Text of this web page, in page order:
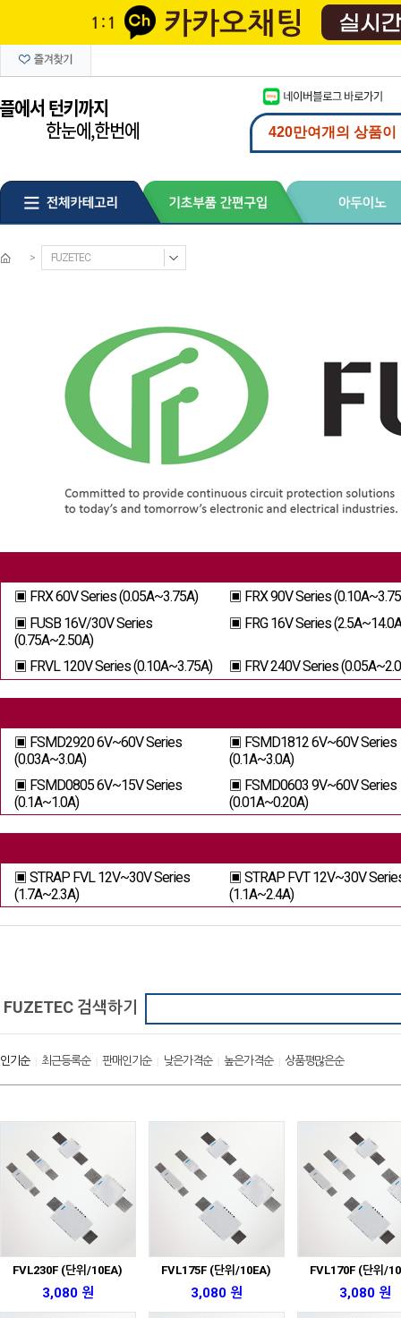
> FUZETEC
▣ FRX 60V Series (0.05A~3.75A)
▣ FRX 90V Series
▣ FUSB 16V/30V Series
(0.75A~2.50A)
▣ FRG 16V Series
▣ FRVL 120V Series (0.10A~3.75A) ▣ FRV 240V Series
▣ FSMD2920 6V~60V Series
(0.03A~3.0A)
▣ FSMD1812 6V~60V Series
(0.1A~3.0A)
▣ FSMD0805 6V~15V Series
(0.1A~1.0A)
▣ FSMD0603 9V~60V Series
(0.01A~0.20A)
▣ STRAP FVL 12V~30V Series
(1.7A~2.3A)
▣ STRAP FVT 12V~30V
(1.1A~2.4A)
FUZETEC 검색하기
인기순| 최근등록순| 판매인기순| 낮은가격순| 높은가격순| 상품평많은순
FVL230F (단위/10EA)
3,080 원
FVL175F (단위/10EA)
3,080 원
FVL170F (단위/
3,080 원